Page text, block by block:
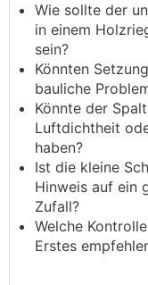
Wie sollte der
in einem
sein?
Könnten
bauliche
Könnte der
Luftdichtheit
haben?
Ist die kleine
Hinweis auf ein
Zufall?
Welche
Erstes